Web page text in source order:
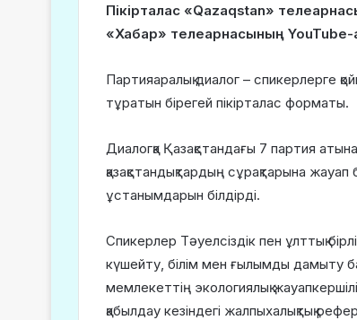
Пікірталас «Qazaqstan»
«Хабар» телеарнасының YouTube-
Партияаралық диалог – спикерлерге
тұратын бірегей пікірталас форматы.
Диалогқа Қазақстандағы 7 партия
қазақстандықтардың сұрақтарына
ұстанымдарын білдірді.
Спикерлер Тәуелсіздік пен ұлттық
күшейту, білім мен ғылымды дамыту
мемлекеттің экологиялық
қабылдау кезіндегі жалпыхалықтық